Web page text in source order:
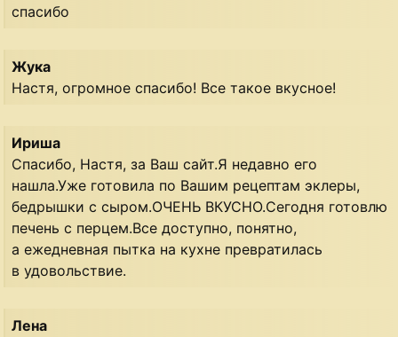
спасибо
Жука
Настя, огромное спасибо! Все такое вкусное!
Ириша
Спасибо, Настя, за Ваш сайт.Я недавно его
нашла.Уже готовила по Вашим рецептам эклеры,
бедрышки с сыром.ОЧЕНЬ ВКУСНО.Сегодня готовлю
печень с перцем.Все доступно, понятно,
а ежедневная пытка на кухне превратилась
в удовольствие.
Лена